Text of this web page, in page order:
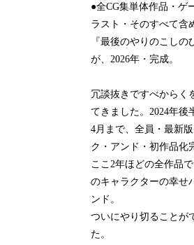
●全CG集単体作品・ゲ
ラスト・そのすべて含
『最後のやりのこしの
が、2026年・完成。
冗談抜きですべからく
てきました。2024年後
4月まで、全員・最新
ク・アンド・初作品化
ここ2年ほどの全作品
のキャラクターの幸せ
ンド。
ついにやり切ることが
た。